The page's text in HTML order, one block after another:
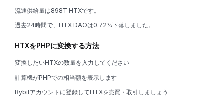
流通供給量は898T HTXです。
過去24時間で、HTX DAOは0.72%下落しました。
HTXをPHPに変換する方法
変換したいHTXの数量を入力してください
計算機がPHPでの相当額を表示します
Bybitアカウントに登録してHTXを売買・取引しましょう